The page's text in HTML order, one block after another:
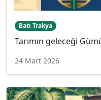
Batı Trakya
Tarımın geleceği
24 Mart 2026